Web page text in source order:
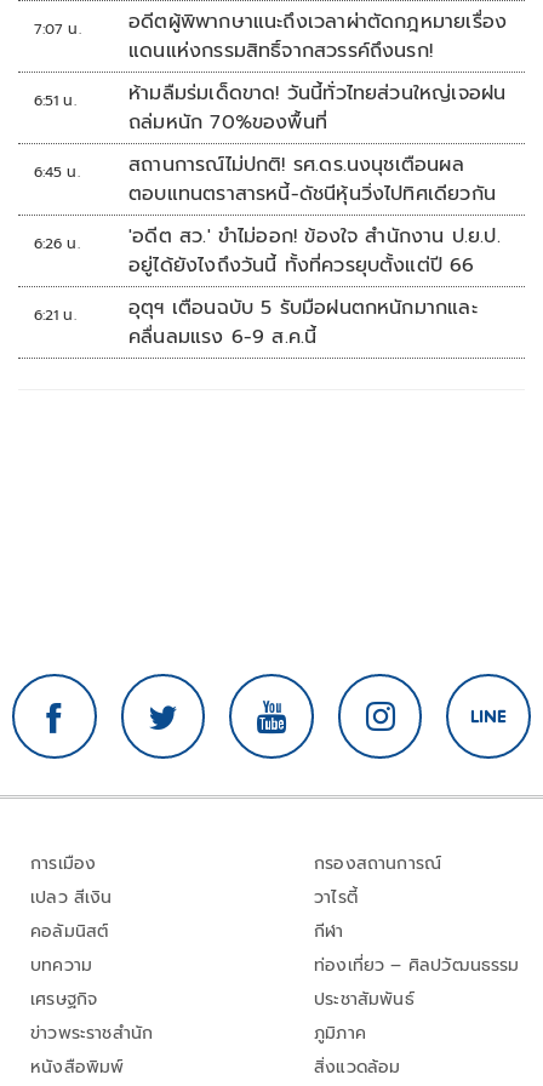
7:07 น.
อดีตผู้พิพากษาแนะถึงเวลาผ่าตัดกฎหมายเรื่อง
แดนแห่งกรรมสิทธิ์จากสวรรค์ถึงนรก!
6:51 น.
ห้ามลืมร่มเด็ดขาด! วันนี้ทั่วไทยส่วนใหญ่เจอฝน
ถล่มหนัก 70%ของพื้นที่
6:45 น.
สถานการณ์ไม่ปกติ! รศ.ดร.นงนุชเตือนผล
ตอบแทนตราสารหนี้-ดัชนีหุ้นวิ่งไปทิศเดียวกัน
6:26 น.
'อดีต สว.' ขำไม่ออก! ข้องใจ สำนักงาน ป.ย.ป.
อยู่ได้ยังไงถึงวันนี้ ทั้งที่ควรยุบตั้งแต่ปี 66
6:21 น.
อุตุฯ เตือนฉบับ 5 รับมือฝนตกหนักมากและ
คลื่นลมแรง 6-9 ส.ค.นี้
การเมือง
เปลว สีเงิน
คอลัมนิสต์
บทความ
เศรษฐกิจ
ข่าวพระราชสำนัก
หนังสือพิมพ์
กรองสถานการณ์
วาไรตี้
กีฬา
ท่องเที่ยว – ศิลปวัฒนธรรม
ประชาสัมพันธ์
ภูมิภาค
สิ่งแวดล้อม